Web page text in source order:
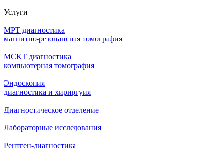
Услуги
МРТ диагностика
магнитно-резонансная томография
МСКТ диагностика
компьютерная томография
Эндоскопия
диагностика и хириргуия
Диагностическое отделение
Лабораторные исследования
Рентген-диагностика